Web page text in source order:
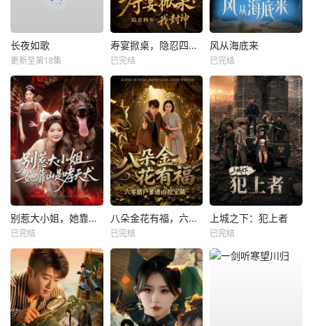
长夜如歌
更新至第18集
寿宴掀桌，隐忍四年我封神
已完结
风从海底来
已完结
别惹大小姐，她靠山是哮天犬
已完结
八朵金花有福，六零猎户爹进山挖宝藏
已完结
上城之下：犯上者
已完结